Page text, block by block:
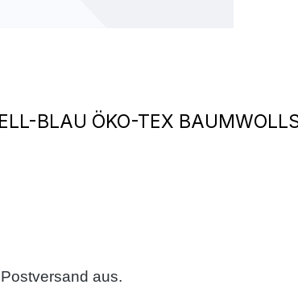
BLAU ÖKO-TEX
aus.